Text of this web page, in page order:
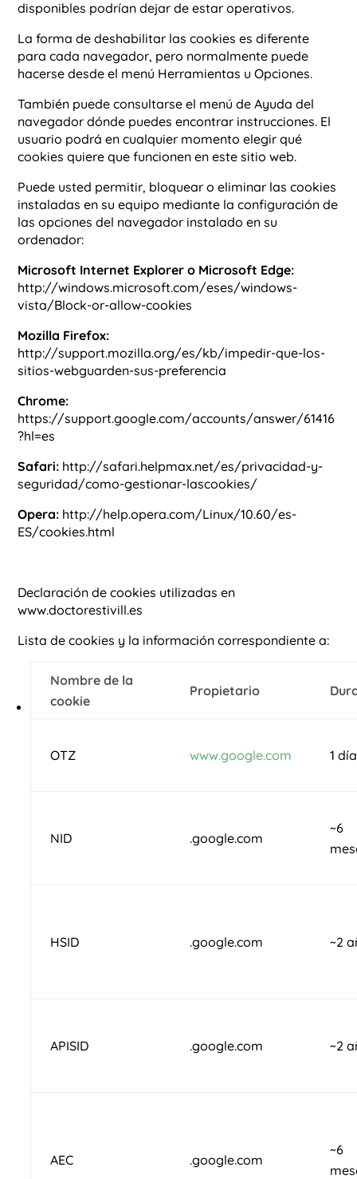
disponibles podrían dejar de estar operativos.
La forma de deshabilitar las cookies es diferente
para cada navegador, pero normalmente puede
hacerse desde el menú Herramientas u Opciones.
También puede consultarse el menú de Ayuda del
navegador dónde puedes encontrar instrucciones. El
usuario podrá en cualquier momento elegir qué
cookies quiere que funcionen en este sitio web.
Puede usted permitir, bloquear o eliminar las cookies
instaladas en su equipo mediante la configuración de
las opciones del navegador instalado en su
ordenador:
Microsoft Internet Explorer o Microsoft Edge:
http://windows.microsoft.com/eses/windows-
vista/Block-or-allow-cookies
Mozilla Firefox:
http://support.mozilla.org/es/kb/impedir-que-los-
sitios-webguarden-sus-preferencia
Chrome:
https://support.google.com/accounts/answer/61416
?hl=es
Safari: http://safari.helpmax.net/es/privacidad-y-
seguridad/como-gestionar-lascookies/
Opera: http://help.opera.com/Linux/10.60/es-
ES/cookies.html
Declaración de cookies utilizadas en
www.doctorestivill.es
Lista de cookies y la información correspondiente a:
Nombre de la
cookie
Propietario
OTZ www.google.com 1 día
NID .google.com
~6
HSID .google.com ~2
APISID .google.com ~2
AEC .google.com
~6